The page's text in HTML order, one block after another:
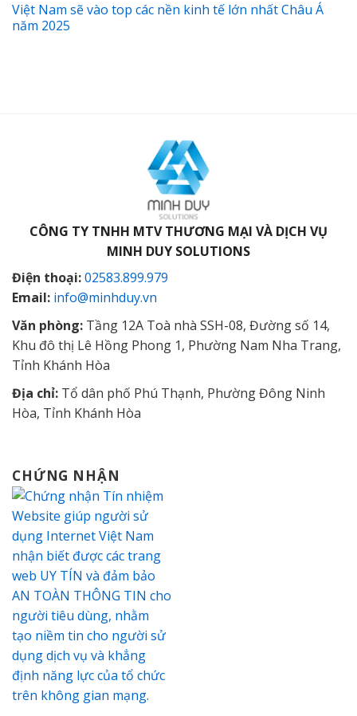
Việt Nam sẽ vào top các nền kinh tế lớn nhất Châu Á
năm 2025
CÔNG TY TNHH MTV THƯƠNG MẠI VÀ DỊCH VỤ
MINH DUY SOLUTIONS
Điện thoại:02583.899.979
Email: info@minhduy.vn
Văn phòng: Tầng 12A Toà nhà SSH-08, Đường số 14,
Khu đô thị Lê Hồng Phong 1, Phường Nam Nha Trang,
Tỉnh Khánh Hòa
Địa chỉ: Tổ dân phố Phú Thạnh, Phường Đông Ninh
Hòa, Tỉnh Khánh Hòa
CHỨNG NHẬN